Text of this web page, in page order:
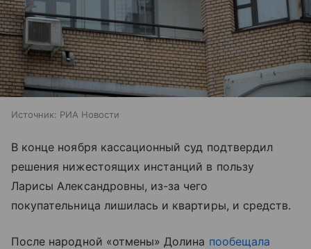
Источник: РИА Новости
В конце ноября кассационный суд подтвердил
решения нижестоящих инстанций в пользу
Ларисы Александровны, из-за чего
покупательница лишилась и квартиры, и средств.
После народной «отмены» Долина пообещала